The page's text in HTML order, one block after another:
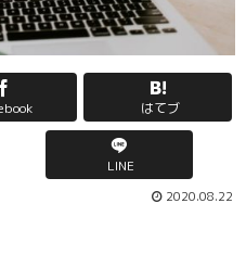
はてブ
LINE
2020.08.22